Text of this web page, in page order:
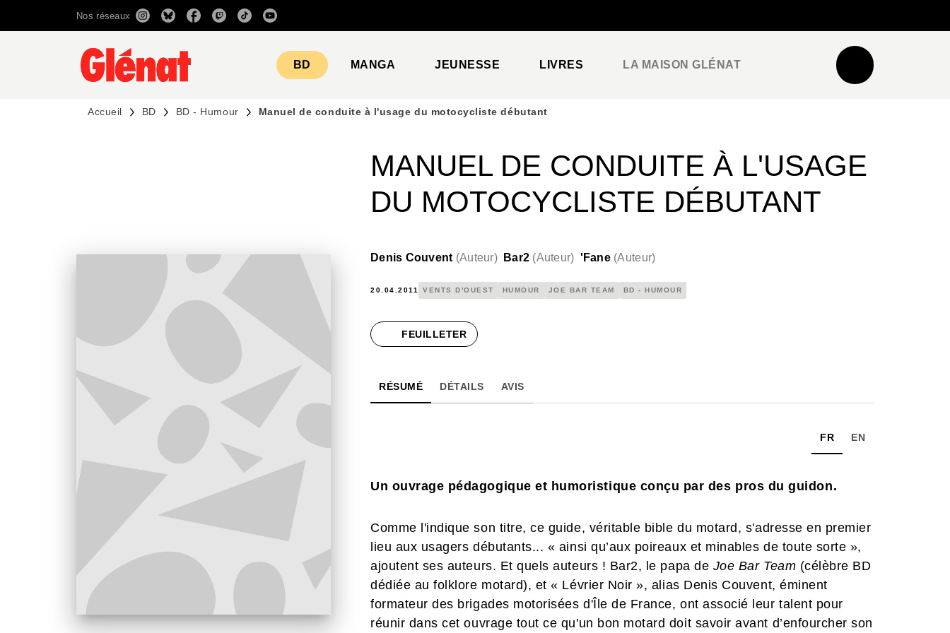
RECHERCHE CONTENU
Nos réseaux
BD MANGA JEUNESSE LIVRES LA MAISON GLÉNAT
Accueil BD BD - Humour Manuel de conduite à l'usage du motocycliste débutant
MANUEL DE CONDUITE À L'USAGE
DU MOTOCYCLISTE DÉBUTANT
Denis Couvent (Auteur) Bar2 (Auteur) 'Fane (Auteur)
20.04.2011 VENTS D'OUEST HUMOUR JOE BAR TEAM BD - HUMOUR
FEUILLETER
RÉSUMÉ DÉTAILS AVIS
FR EN
Un ouvrage pédagogique et humoristique conçu par des pros du guidon.
Comme l'indique son titre, ce guide, véritable bible du motard, s'adresse en premier
lieu aux usagers débutants... « ainsi qu’aux poireaux et minables de toute sorte »,
ajoutent ses auteurs. Et quels auteurs ! Bar2, le papa de Joe Bar Team (célèbre BD
dédiée au folklore motard), et « Lévrier Noir », alias Denis Couvent, éminent
formateur des brigades motorisées d'Île de France, ont associé leur talent pour
réunir dans cet ouvrage tout ce qu'un bon motard doit savoir avant d’enfourcher son